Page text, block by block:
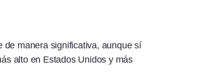
de manera significativa, aunque sí
alto en Estados Unidos y más